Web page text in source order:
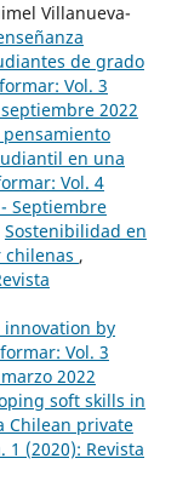
Villanueva-
de grado
Vol. 3
2022
en una
Vol. 4
Septiembre
Sostenibilidad en
chilenas ,
innovation by
Vol. 3
2022
soft skills in
Chilean private
1 (2020): Revista